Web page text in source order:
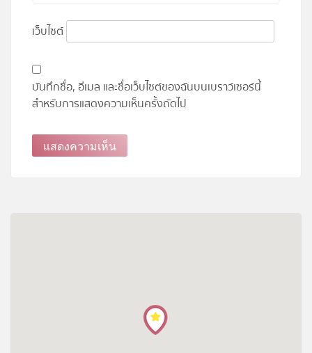
เว็บไซต์
บันทึกชื่อ, อีเมล และชื่อเว็บไซต์ของฉันบนเบราว์เซอร์นี้
สำหรับการแสดงความเห็นครั้งถัดไป